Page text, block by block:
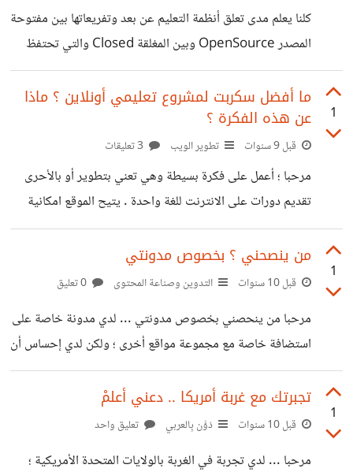
كثيرا من ملاحظاتي ومقالاتي التي كنت أحتفظ بها لنفسي ؛
ولكن
كلنا يعلم مدى تعلق أنظمة التعليم عن بعد وتفريعاتها بين مفتوحة
المصدر OpenSource وبين المغلقة Closed والتي تحتفظ
شركات بعينها بحقوق منح تراخيصها بشكل سنوي ... ولعل أكثر
تلك الأنظة المفتوحة هو نظام: MOODLE Atutor Ilias لكن
سؤالي الشخصي هنا هو كيف نطوع هذه الأنظمة لتصبح أنظمة
نموذجا ؟ وهل هذه أنظمة مخصصة أصلا لمثل هذه الحالات ؟
أريد ردودا عِلمية من وقع التجربة أو المعرفة ..
1
ما أفضل سكربت لمشروع تعليمي أونلاين ؟ ماذا
عن هذه الفكرة ؟
قبل 9 سنوات تطوير الويب
مرحبا ؛ أعمل على فكرة بسيطة وهي تعني بتطوير أو بالأحرى
تقديم دورات على الانترنت للغة واحدة . يتيح الموقع امكانية
التفاعل بين الطلاب وبينهم وبين الاساتذة إضافة إلى امكانية
التواصل المباشر بين الاستاذ وطلابه . ولكن بقيت مشكلة وهي
أني لا أعر ف السكربت الذي ينبغي الاعتماد عليه أولا وثانيا
مستمرة وقد تفقد بعض خصائص القالب ...! المهم تعرفون
أكاديمية حسوب؛ موقع كوسيرا .. وغيرهم .. في رأيهم أي
السكربات
1
من ينصحني ؟ بخصوص مدونتي
قبل 10 سنوات التدوين وصناعة المحتوى
مرحبا من ينحصني بخصوص مدونتي ... لدي مدونة خاصة على
استضافة خاصة مع مجموعة مواقع أخرى ؛ ولكن لدي إحساس أن
بعض ما أكتبه فيها قد لايروق لبعض المشاغبيين وربما أجدها
يوما متعطلة بفعل لاعب ما ... لذلك أفكر في إمكانية الاحتفاظ
بالنطاق على أن تكون المدونة على استضافة أخرى تابعة لشركة
1
تجبرتك مع غربة أمريكا .. دعني أعلمْ
قبل 10 سنوات دَوَّن بِالعربي تعليق واحد
مرحبا ... لدي تجربة في الغربة بالولايات المتحدة الأمريكية ؛